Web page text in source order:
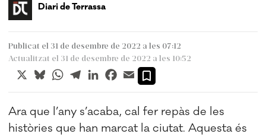
Diari de Terrassa
Publicat el 31 de desembre de 2022 a les 07:12
Actualitzat el 31 de desembre de 2022 a les 10:52
X BlueskyWhatsApp
TelegramLinkedInFacebook
Email
Ara que l’any s’acaba, cal fer repàs de les
històries que han marcat la ciutat. Aquesta és